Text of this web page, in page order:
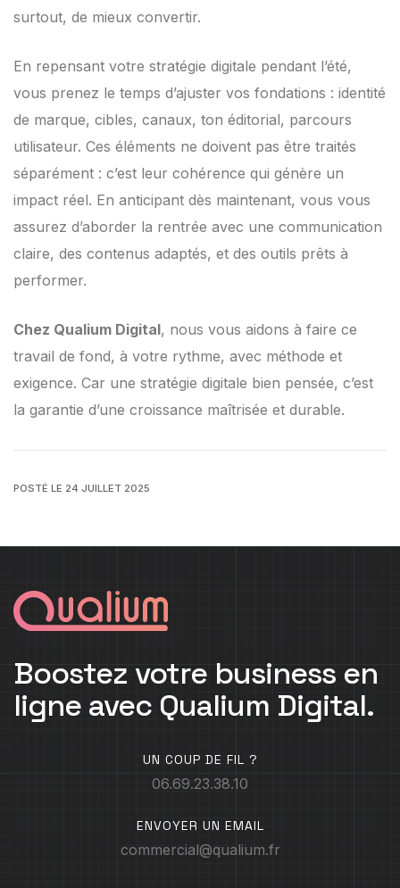
surtout, de mieux convertir.
En repensant votre stratégie digitale pendant l’été,
vous prenez le temps d’ajuster vos fondations : identité
de marque, cibles, canaux, ton éditorial, parcours
utilisateur. Ces éléments ne doivent pas être traités
séparément : c’est leur cohérence qui génère un
impact réel. En anticipant dès maintenant, vous vous
assurez d’aborder la rentrée avec une communication
claire, des contenus adaptés, et des outils prêts à
performer.
Chez Qualium Digital, nous vous aidons à faire ce
travail de fond, à votre rythme, avec méthode et
exigence. Car une stratégie digitale bien pensée, c’est
la garantie d’une croissance maîtrisée et durable.
POSTÉ LE 24 JUILLET 2025
Boostez votre business en
ligne avec Qualium Digital.
UN COUP DE FIL ?
06.69.23.38.10
ENVOYER UN EMAIL
commercial@qualium.fr